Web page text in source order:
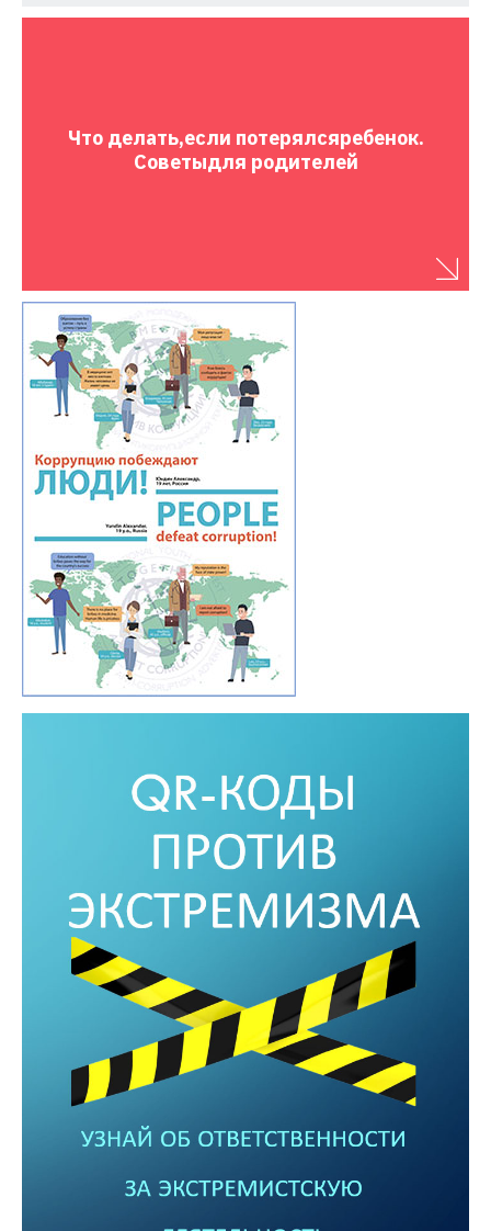
Что делать,если потерялсяребенок.
Советыдля родителей